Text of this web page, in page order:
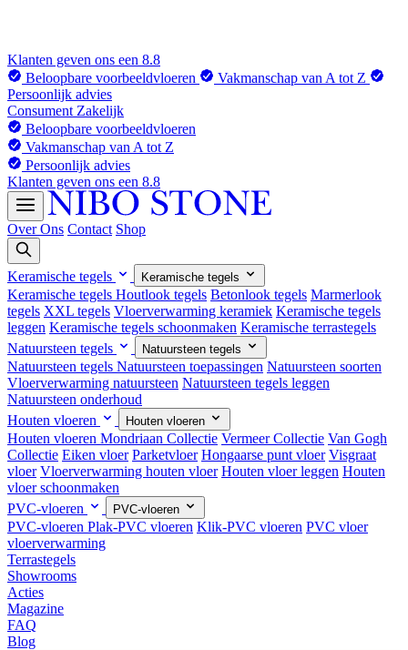
Klanten geven ons een 8.8
Beloopbare voorbeeldvloeren
Vakmanschap van A tot Z
Persoonlijk advies
Consument Zakelijk
Beloopbare voorbeeldvloeren
Vakmanschap van A tot Z
Persoonlijk advies
Klanten geven ons een 8.8
Over Ons Contact Shop
Keramische tegels Keramische tegels
Keramische tegels Houtlook tegels Betonlook tegels Marmerlook
tegels XXL tegels Vloerverwarming keramiek Keramische tegels
leggen Keramische tegels schoonmaken Keramische terrastegels
Natuursteen tegels
Natuursteen tegels
Natuursteen tegels Natuursteen toepassingen Natuursteen soorten
Vloerverwarming natuursteen Natuursteen tegels leggen
Natuursteen onderhoud
Houten vloeren
Houten vloeren
Houten vloeren Mondriaan Collectie Vermeer Collectie Van Gogh
Collectie Eiken vloer Parketvloer Hongaarse punt vloer Visgraat
vloer Vloerverwarming houten vloer Houten vloer leggen Houten
vloer schoonmaken
PVC-vloeren
PVC-vloeren
PVC-vloeren Plak-PVC vloeren Klik-PVC vloeren PVC vloer
vloerverwarming
Terrastegels
Showrooms
Acties
Magazine
FAQ
Blog